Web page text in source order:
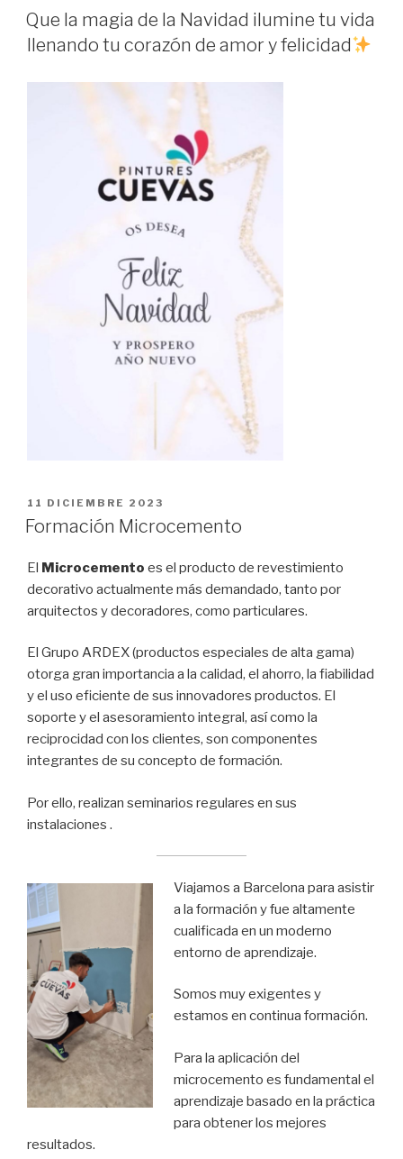
EL
Que la magia de la Navidad ilumine tu vida
llenando tu corazón de amor y felicidad
PUBLICADO
EL
11 DICIEMBRE 2023
Formación Microcemento
El Microcemento es el producto de revestimiento
decorativo actualmente más demandado, tanto por
arquitectos y decoradores, como particulares.
El Grupo ARDEX (productos especiales de alta gama)
otorga gran importancia a la calidad, el ahorro, la fiabilidad
y el uso eficiente de sus innovadores productos. El
soporte y el asesoramiento integral, así como la
reciprocidad con los clientes, son componentes
integrantes de su concepto de formación.
Por ello, realizan seminarios regulares en sus
instalaciones .
Viajamos a Barcelona para asistir
a la formación y fue altamente
cualificada en un moderno
entorno de aprendizaje.
Somos muy exigentes y
estamos en continua formación.
Para la aplicación del
microcemento es fundamental el
aprendizaje basado en la práctica
para obtener los mejores
resultados.